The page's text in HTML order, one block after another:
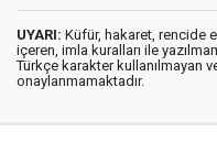
UYARI: Küfür, hakaret, rencide
içeren, imla kuralları ile
Türkçe karakter kullanılmayan
onaylanmamaktadır.